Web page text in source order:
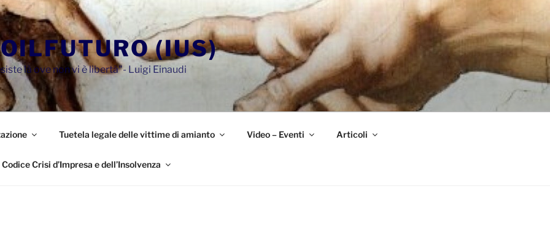
(IUS)
là ove non vi è libertà"- Luigi Einaudi
Tuetela legale delle vittime di amianto Video – Eventi Articoli
Codice Crisi d’Impresa e dell’Insolvenza